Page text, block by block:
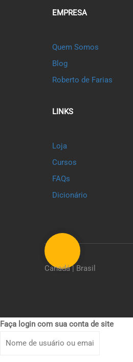
EMPRESA
Quem Somos
Blog
Roberto de Farias
LINKS
Loja
Cursos
FAQs
Dicionário
Canadá | Brasil
Faça login com sua conta de site